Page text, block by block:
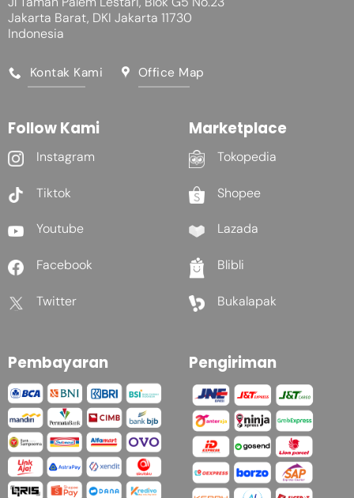
Jakarta Barat, DKI Jakarta 11730
Indonesia
Kontak Kami Office Map
Follow Kami
Instagram
Tiktok
Youtube
Facebook
Twitter
Marketplace
Tokopedia
Shopee
Lazada
Blibli
Bukalapak
Pembayaran Pengiriman